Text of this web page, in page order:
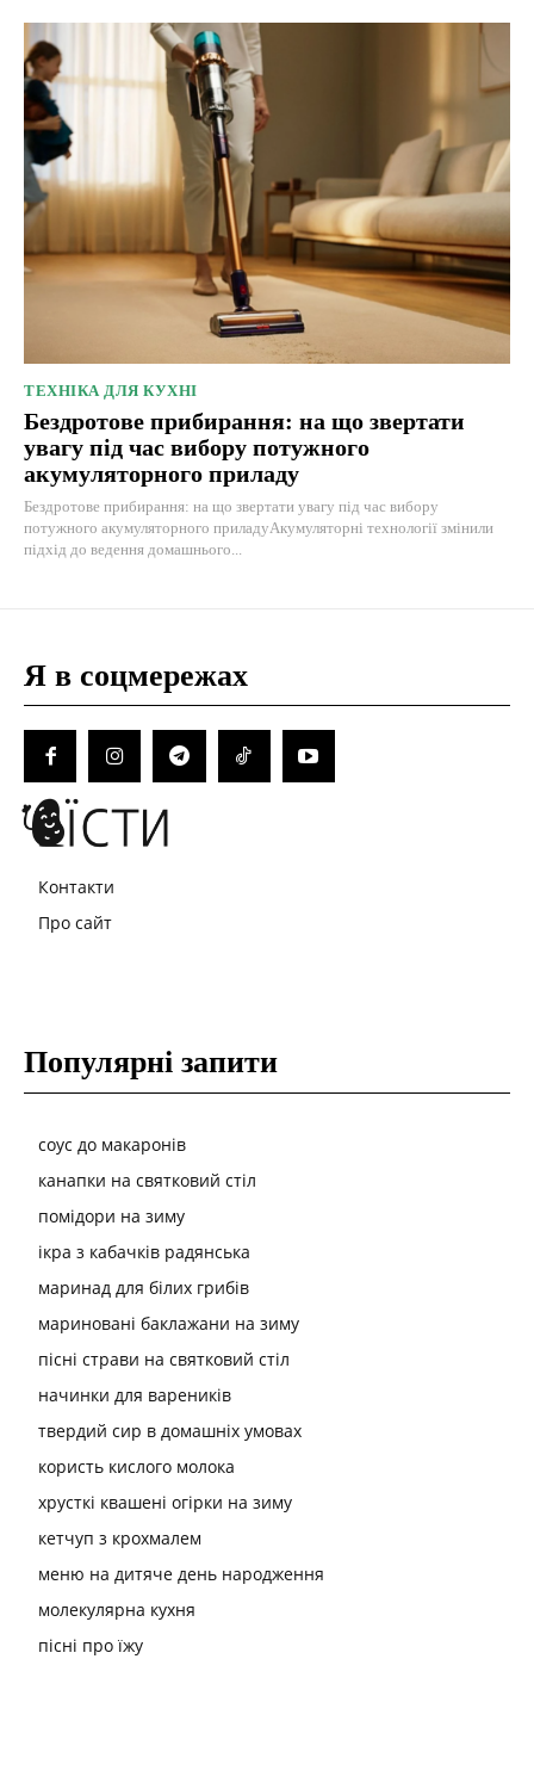
ТЕХНІКА ДЛЯ КУХНІ
Бездротове прибирання: на що звертати
увагу під час вибору потужного
акумуляторного приладу
Бездротове прибирання: на що звертати увагу під час вибору
потужного акумуляторного приладуАкумуляторні технології змінили
підхід до ведення домашнього...
Я в соцмережах
Контакти
Про сайт
Популярні запити
соус до макаронів
канапки на святковий стіл
помідори на зиму
ікра з кабачків радянська
маринад для білих грибів
мариновані баклажани на зиму
пісні страви на святковий стіл
начинки для вареників
твердий сир в домашніх умовах
користь кислого молока
хрусткі квашені огірки на зиму
кетчуп з крохмалем
меню на дитяче день народження
молекулярна кухня
пісні про їжу